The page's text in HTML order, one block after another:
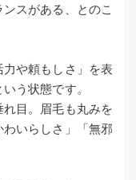
スがある、とのこ
や頼もしさ」を表
う状態です。
目。眉毛も丸みを
いらしさ」「無邪